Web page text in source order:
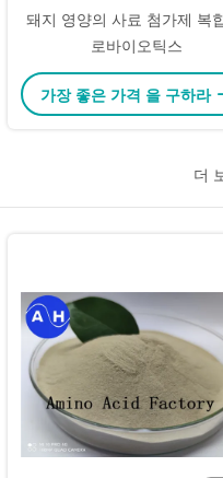
돼지 영양의 사료 첨가제 복
로바이오틱스
가장 좋은 가격 을 구하라
더